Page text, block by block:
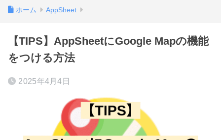
ホーム AppSheet
【TIPS】AppSheetにGoogle Mapの機能
をつける方法
2025年4月4日